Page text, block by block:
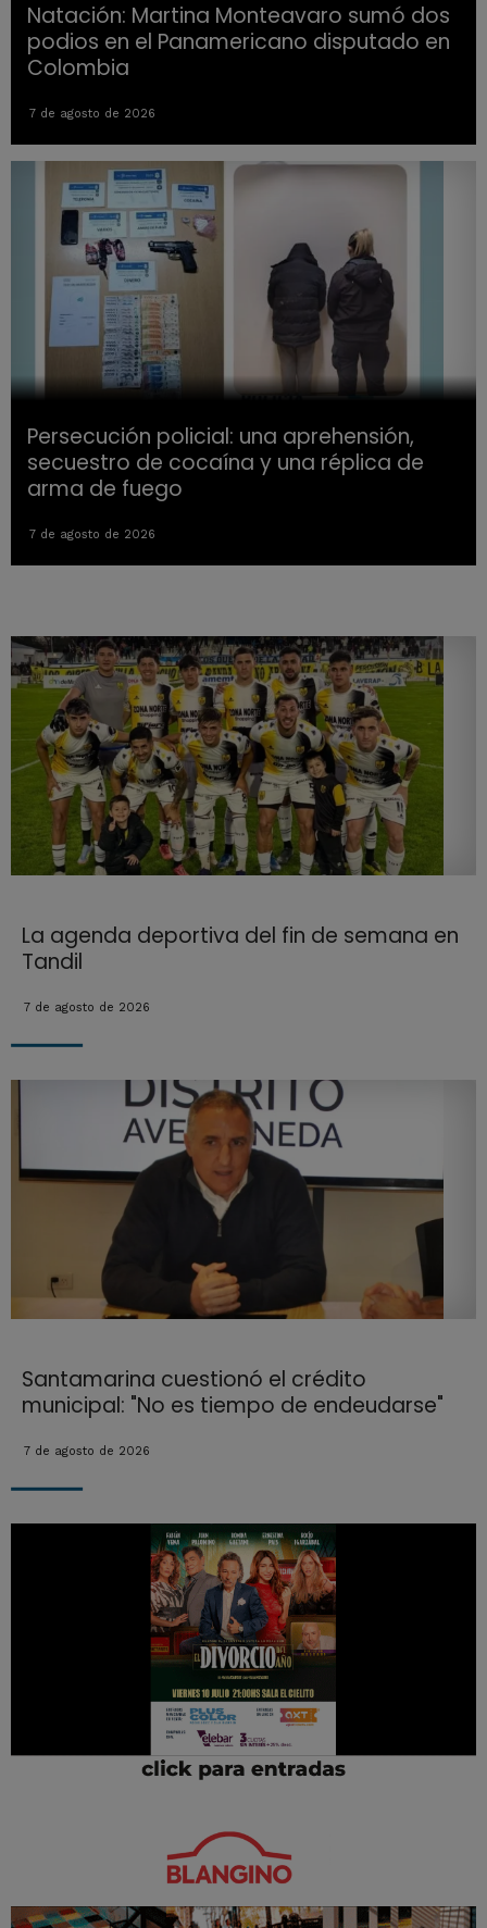
Natación: Martina Monteavaro sumó dos
podios en el Panamericano disputado en
Colombia
7 de agosto de 2026
Persecución policial: una aprehensión,
secuestro de cocaína y una réplica de
arma de fuego
7 de agosto de 2026
La agenda deportiva del fin de semana en
Tandil
7 de agosto de 2026
Santamarina cuestionó el crédito
municipal: "No es tiempo de endeudarse"
7 de agosto de 2026